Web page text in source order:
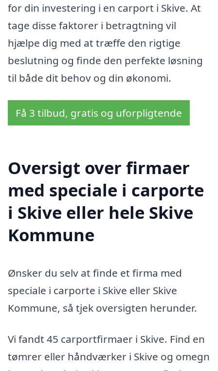
for din investering i en carport i Skive. At
tage disse faktorer i betragtning vil
hjælpe dig med at træffe den rigtige
beslutning og finde den perfekte løsning
til både dit behov og din økonomi.
Få 3 tilbud, gratis og uforpligtende
Oversigt over firmaer
med speciale i carporte
i Skive eller hele Skive
Kommune
Ønsker du selv at finde et firma med
speciale i carporte i Skive eller Skive
Kommune, så tjek oversigten herunder.
Vi fandt 45 carportfirmaer i Skive. Find en
tømrer eller håndværker i Skive og omegn